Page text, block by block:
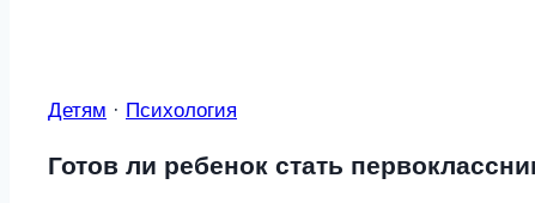
Детям · Психология
Готов ли ребенок стать